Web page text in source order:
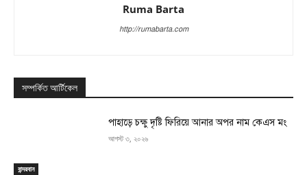
Ruma Barta
http://rumabarta.com
সম্পর্কিত আর্টিকেল
বান্দরবান
পাহাড়ে চক্ষু দৃষ্টি ফিরিয়ে আনার অপর নাম কেএস মং
আগস্ট ৩, ২০২৬